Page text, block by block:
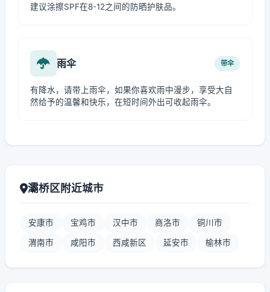
建议涂擦SPF在8-12之间的防晒护肤品。
雨伞 带伞
有降水，请带上雨伞，如果你喜欢雨中漫步，享受大自
然给予的温馨和快乐，在短时间外出可收起雨伞。
灞桥区附近城市
安康市 宝鸡市 汉中市 商洛市 铜川市
渭南市 咸阳市 西咸新区 延安市 榆林市